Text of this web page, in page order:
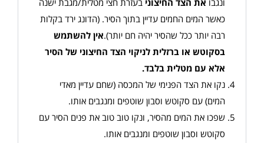
כאשר המים החמים עדיין בתוך הסיר. (הדונג ירד בקלות
רבה יותר ככל שהסיר יהיה חם יותר).אין להשתמש
בסקוטש או ברזלית לניקוי הצד החיצוני של הסיר
אלא עם מטלית בלבד.
נקו את הצד הפנימי של המכסה (שחם עדיין מאדי
המים) עם סקוטש וסבון שוטפים ומנגבים אותו.
שפכו את המים מהסיר, ונקו טוב טוב את פנים הסיר עם
סקוטש וסבון שוטפים ומנגבים אותו.